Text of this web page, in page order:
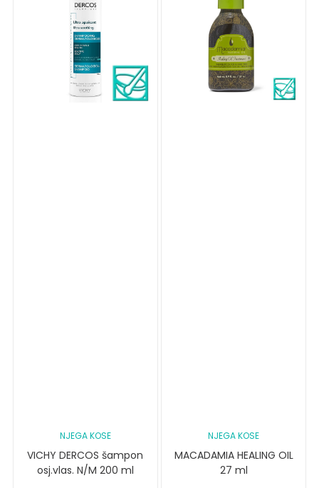
NJEGA KOSE
VICHY DERCOS šampon
osj.vlas. N/M 200 ml
NJEGA KOSE
MACADAMIA HEALING OIL
27 ml